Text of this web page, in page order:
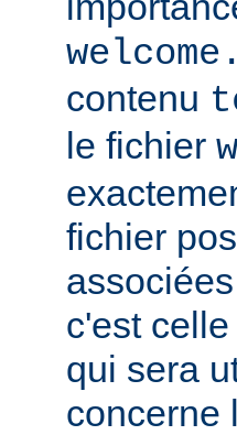
contenu
le fichier
fichier
c'est
qui sera
concerne